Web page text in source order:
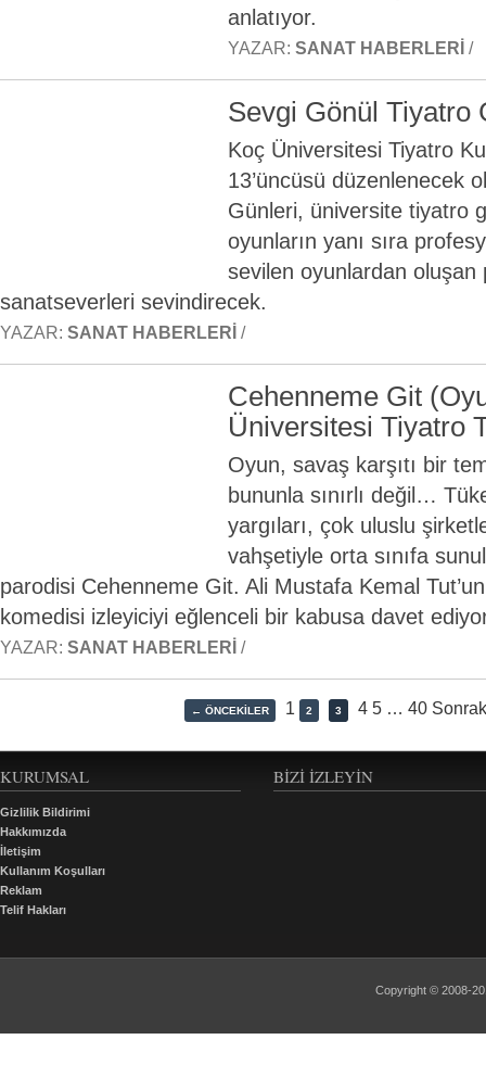
anlatıyor.
YAZAR: SANAT HABERLERI /
Sevgi Gönül Tiyatro
Koç Üniversitesi Tiyatro
13’üncüsü düzenlenecek
Günleri, üniversite tiyatro
oyunların yanı sıra
sevilen oyunlardan oluşan
sanatseverleri sevindirecek.
YAZAR: SANAT HABERLERI /
Cehenneme Git
Üniversitesi Tiyatro
Oyun, savaş karşıtı bir
bununla sınırlı değil…
yargıları, çok uluslu
vahşetiyle orta sınıfa
parodisi Cehenneme Git. Ali Mustafa Kemal
komedisi izleyiciyi eğlenceli bir kabusa davet
YAZAR: SANAT HABERLERI /
← ÖNCEKILER 1 2 3 4 5 … 40
KURUMSAL
Gizlilik Bildirimi
Hakkımızda
İletişim
Kullanım Koşulları
Reklam
Telif Hakları
BIZI İZLEYIN
Copyright © 2008-